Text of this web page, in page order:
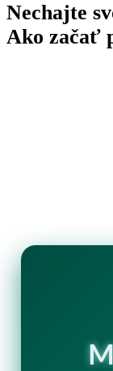
Nechajte
Ako začať